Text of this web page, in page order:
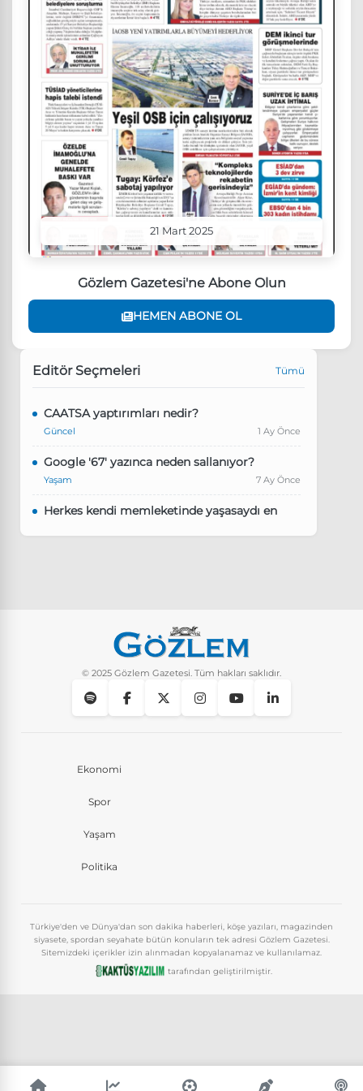
21 Mart 2025
Gözlem Gazetesi'ne Abone Olun
HEMEN ABONE OL
Editör Seçmeleri Tümü
CAATSA yaptırımları nedir?
Güncel 1 Ay Önce
Google '67' yazınca neden sallanıyor?
Yaşam 7 Ay Önce
Herkes kendi memleketinde yaşasaydı en
Instagram’da keşfet nasıl temizlenir?
© 2025 Gözlem Gazetesi. Tüm hakları saklıdır.
Ekonomi
Spor
Yaşam
Politika
Türkiye'den ve Dünya'dan son dakika haberleri, köşe yazıları, magazinden
siyasete, spordan seyahate bütün konuların tek adresi Gözlem Gazetesi.
Sitemizdeki içerikler izin alınmadan kopyalanamaz ve kullanılamaz.
tarafından geliştirilmiştir.